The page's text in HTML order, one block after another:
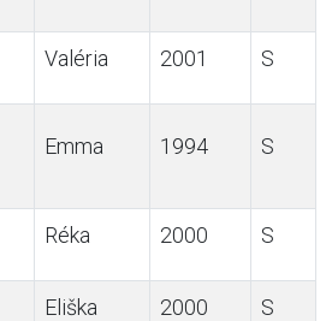
Valéria 2001 S
Emma 1994 S
Réka 2000 S
Eliška 2000 S